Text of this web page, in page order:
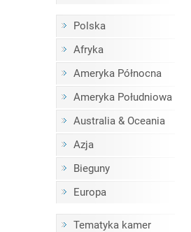
Polska
Afryka
Ameryka Północna
Ameryka Południowa
Australia & Oceania
Azja
Bieguny
Europa
Tematyka kamer